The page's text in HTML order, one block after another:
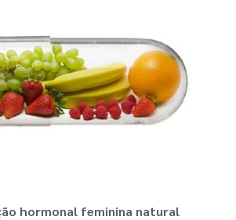
hormonal feminina natural